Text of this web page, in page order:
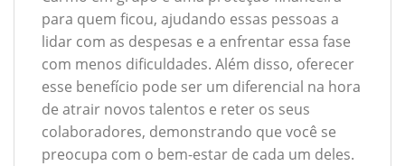
para quem ficou, ajudando essas pessoas a
lidar com as despesas e a enfrentar essa fase
com menos dificuldades. Além disso, oferecer
esse benefício pode ser um diferencial na hora
de atrair novos talentos e reter os seus
colaboradores, demonstrando que você se
preocupa com o bem-estar de cada um deles.